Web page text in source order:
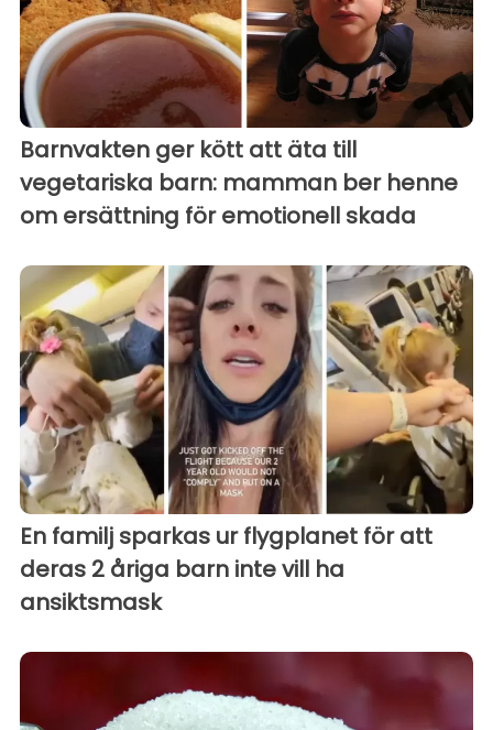
Barnvakten ger kött att äta till
vegetariska barn: mamman ber henne
om ersättning för emotionell skada
En familj sparkas ur flygplanet för att
deras 2 åriga barn inte vill ha
ansiktsmask